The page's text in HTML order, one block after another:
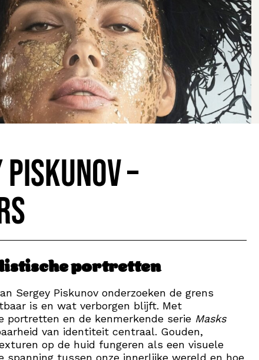
–
portretten
Sergey Piskunov onderzoeken de grens
is en wat verborgen blijft. Met
portretten en de kenmerkende serie Masks
van identiteit centraal. Gouden,
op de huid fungeren als een visuele
spanning tussen onze innerlijke wereld en hoe